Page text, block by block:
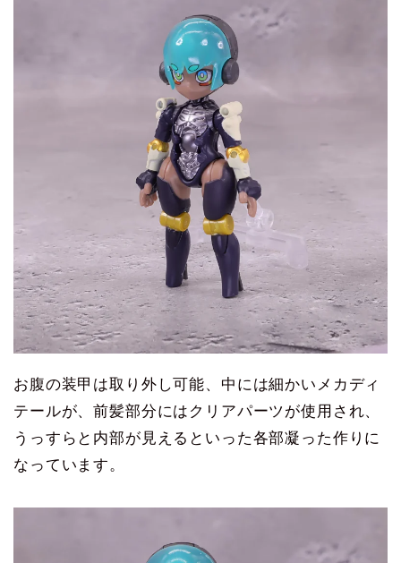
お腹の装甲は取り外し可能、中には細かいメカディ
テールが、前髪部分にはクリアパーツが使用され、
うっすらと内部が見えるといった各部凝った作りに
なっています。